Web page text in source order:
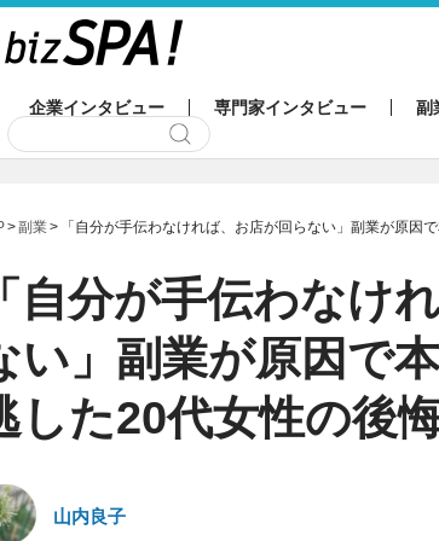
企業インタビュー 専門家インタビュー 副
副業 「自分が手伝わなければ、お店が回らない」副業が原因
「自分が手伝わなけ
い」副業が原因で
した20代女性の後悔
山内良子